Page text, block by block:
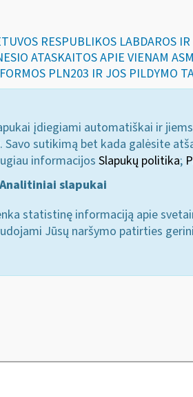
RESPUBLIKOS LABDAROS IR
ATASKAITOS APIE VIENAM
PLN203 IR JOS PILDYMO
įdiegiami automatiškai ir
sutikimą bet kada galėsite
informacijos Slapukų politika;
Analitiniai slapukai
statistinę informaciją apie
Jūsų naršymo patirties